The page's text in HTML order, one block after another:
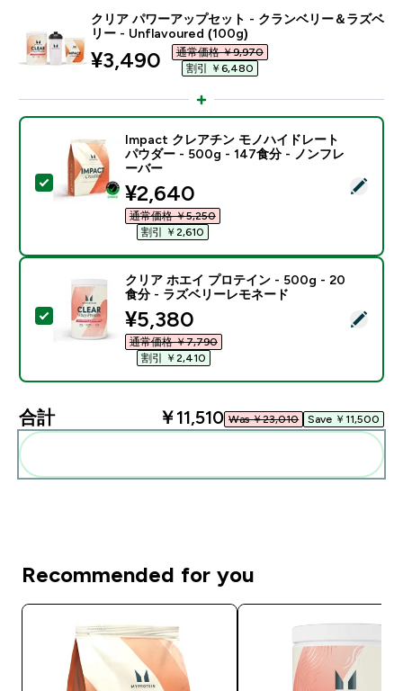
クリア パワーアップセット - クランベリー＆ラズベ
リー - Unflavoured (100g)
discounted price
¥3,490‎
通常価格 ￥9,970‎
割引 ￥6,480‎
この商品を選択 - Impact クレアチン モノハイドレ
Impact クレアチン モノハイドレート
パウダー - 500g - 147食分 - ノンフレ
ーバー
discounted price
¥2,640‎
通常価格 ￥5,250‎
割引 ￥2,610‎
この商品を選択 - クリア ホエイ プロテイン - 500g -
クリア ホエイ プロテイン - 500g - 20
食分 - ラズベリーレモネード
discounted price
¥5,380‎
通常価格 ￥7,790‎
割引 ￥2,410‎
合計 ￥11,510‎ Was ￥23,010‎ Save ￥11,500‎
Recommended for you